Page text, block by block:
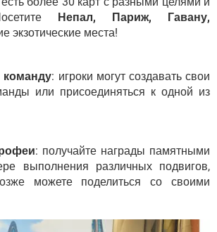
Непал, Париж, Гавану,
экзотические места!
: игроки могут создавать свои
или присоединяться к одной из
: получайте награды памятными
выполнения различных подвигов,
можете поделиться со своими